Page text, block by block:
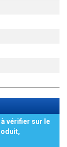
vérifier sur le